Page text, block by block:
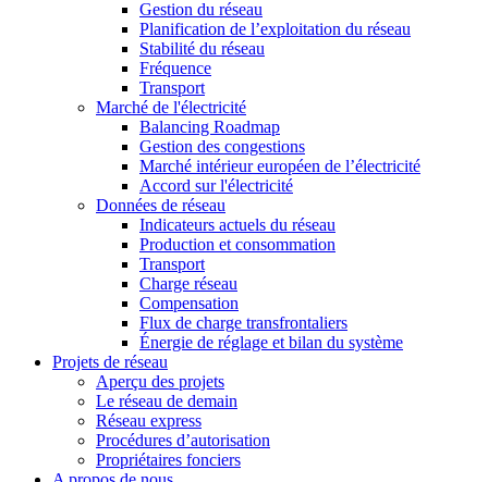
Gestion du réseau
Planification de l’exploitation du réseau
Stabilité du réseau
Fréquence
Transport
Marché de l'électricité
Balancing Roadmap
Gestion des congestions
Marché intérieur européen de l’électricité
Accord sur l'électricité
Données de réseau
Indicateurs actuels du réseau
Production et consommation
Transport
Charge réseau
Compensation
Flux de charge transfrontaliers
Énergie de réglage et bilan du système
Projets de réseau
Aperçu des projets
Le réseau de demain
Réseau express
Procédures d’autorisation
Propriétaires fonciers